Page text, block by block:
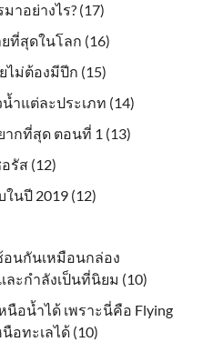
าอย่างไร? (17)
ที่สุดในโลก (16)
ม่ต้องมีปีก (15)
ำแต่ละประเภท (14)
กที่สุด ตอนที่ 1 (13)
รัส (12)
นปี 2019 (12)
อนกันเหมือนกล่อง
ะกำลังเป็นที่นิยม (10)
อน้ำได้ เพราะนี่คือ Flying
อทะเลได้ (10)